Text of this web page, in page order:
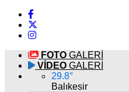
FOTO GALERİ
VİDEO GALERİ
29.8°
Balıkesir